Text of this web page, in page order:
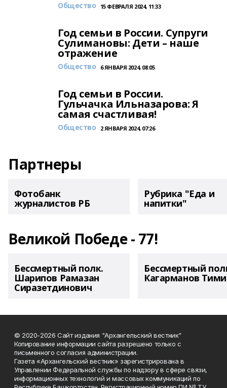
Общество 15 ФЕВРАЛЯ 2024, 11:33
Год семьи в России. Супруги
Сулимановы: Дети – наше
отражение
Общество 6 ЯНВАРЯ 2024, 08:05
Год семьи в России.
Гульчачка Ильназарова: Я
самая счастливая!
Общество 2 ЯНВАРЯ 2024, 07:26
Партнеры
Фотобанк
журналистов РБ
Рубрика "Еда и
напитки"
Великой Победе - 77!
Бессмертный полк.
Шарипов Рамазан
Сиразетдинович
Бессмертный
Кагарманов
© 2020-2026 Сайт издания "Архангельский вестник"
Копирование информации сайта разрешено только с
письменного согласия администрации.
Газета «Архангельский вестник» зарегистрирована в
Управлении Федеральной службы по надзору в сфере связи,
информационных технологий и массовых коммуникаций по